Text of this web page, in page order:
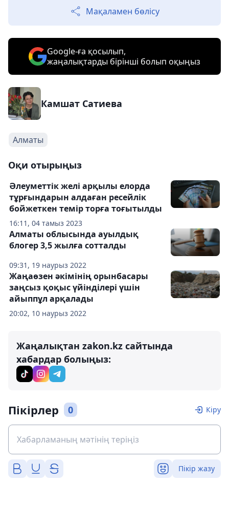
Мақаламен бөлісу
Google-ға қосылып,
жаңалықтарды бірінші болып оқыңыз
Камшат Сатиева
Алматы
Оқи отырыңыз
16:11, 04 тамыз 2023
Әлеуметтік желі арқылы елорда
тұрғындарын алдаған ресейлік
бойжеткен темір торға тоғытылды
09:31, 19 наурыз 2022
Алматы облысында ауылдық
блогер 3,5 жылға сотталды
20:02, 10 наурыз 2022
Жаңаөзен әкімінің орынбасары
заңсыз қоқыс үйінділері үшін
айыппұл арқалады
Жаңалықтан zakon.kz сайтында
хабардар болыңыз:
Пікірлер 0 Кіру
Пікір жазу